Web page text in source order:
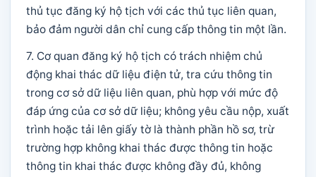
thủ tục đăng ký hộ tịch với các thủ tục liên quan,
bảo đảm người dân chỉ cung cấp thông tin một lần.
7. Cơ quan đăng ký hộ tịch có trách nhiệm chủ
động khai thác dữ liệu điện tử, tra cứu thông tin
trong cơ sở dữ liệu liên quan, phù hợp với mức độ
đáp ứng của cơ sở dữ liệu; không yêu cầu nộp, xuất
trình hoặc tải lên giấy tờ là thành phần hồ sơ, trừ
trường hợp không khai thác được thông tin hoặc
thông tin khai thác được không đầy đủ, không